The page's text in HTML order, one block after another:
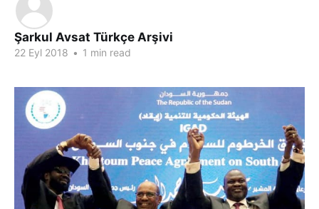
Şarkul Avsat Türkçe Arşivi
22 Eyl 2018 • 1 min read